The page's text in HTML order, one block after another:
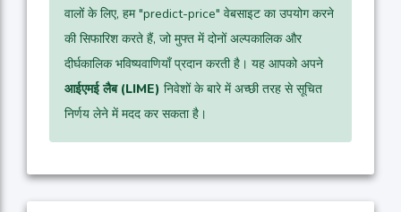
वालों के लिए, हम "predict-price" वेबसाइट का उपयोग करने
की सिफारिश करते हैं, जो मुफ्त में दोनों अल्पकालिक और
दीर्घकालिक भविष्यवाणियाँ प्रदान करती है। यह आपको अपने
आईएमई लैब (LIME) निवेशों के बारे में अच्छी तरह से सूचित
निर्णय लेने में मदद कर सकता है।